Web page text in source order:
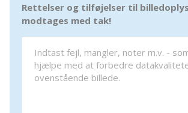
Rettelser og tilføjelser til
modtages med tak!